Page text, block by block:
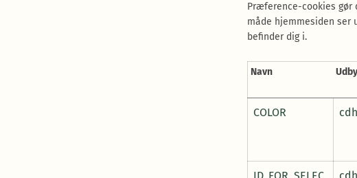
Præference-cookies gør
måde hjemmesiden ser
befinder dig i.
Navn
COLOR